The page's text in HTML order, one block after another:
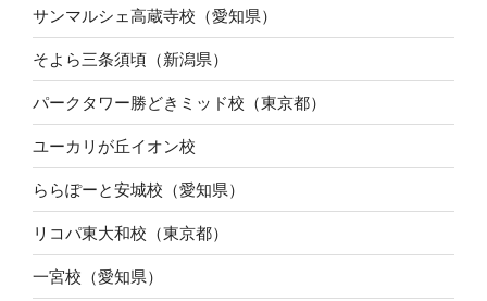
サンマルシェ高蔵寺校（愛知県）
そよら三条須頃（新潟県）
パークタワー勝どきミッド校（東京都）
ユーカリが丘イオン校
ららぽーと安城校（愛知県）
リコパ東大和校（東京都）
一宮校（愛知県）